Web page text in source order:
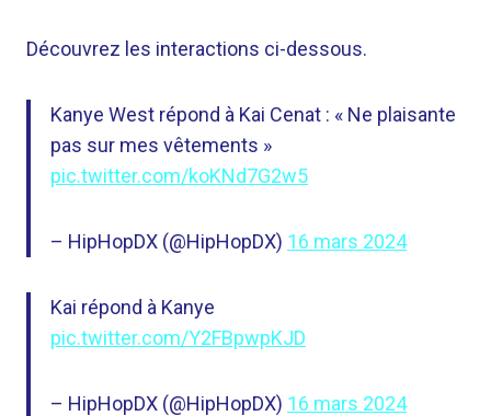
Découvrez les interactions ci-dessous.
Kanye West répond à Kai Cenat : « Ne plaisante
pas sur mes vêtements »
pic.twitter.com/koKNd7G2w5
– HipHopDX (@HipHopDX) 16 mars 2024
Kai répond à Kanye
pic.twitter.com/Y2FBpwpKJD
– HipHopDX (@HipHopDX) 16 mars 2024